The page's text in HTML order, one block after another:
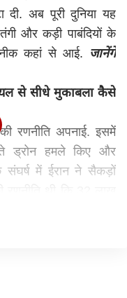
अब पूरी दुनिया यह
और कड़ी पाबंदियों के
कहां से आई. जानेंगे
से सीधे मुकाबला कैसे
रणनीति अपनाई. इसमें
ड्रोन हमले किए और
संघर्ष में ईरान ने सैकड़ों
से ज्यादा बैलिस्टिक